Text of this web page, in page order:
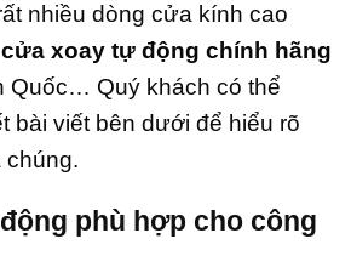
nhiều dòng cửa kính cao
cửa xoay tự động chính hãng
Quốc… Quý khách có thể
bài viết bên dưới để hiểu rõ
chúng.
phù hợp cho công